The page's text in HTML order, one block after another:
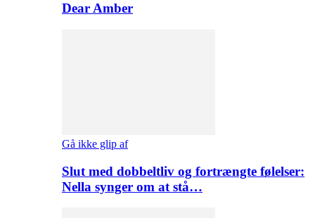
Dear Amber
Gå ikke glip af
Slut med dobbeltliv og fortrængte følelser:
Nella synger om at stå…